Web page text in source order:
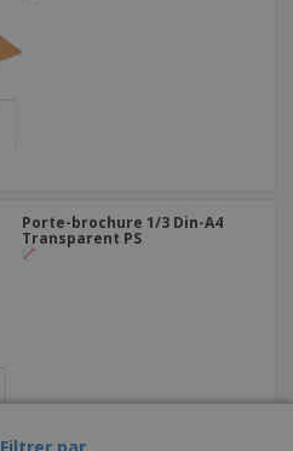
Porte-brochure 1/3 Din-A4
Transparent PS